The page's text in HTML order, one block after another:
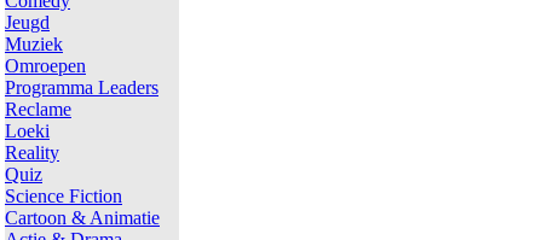
Jeugd
Muziek
Omroepen
Programma Leaders
Reclame
Loeki
Reality
Quiz
Science Fiction
Cartoon & Animatie